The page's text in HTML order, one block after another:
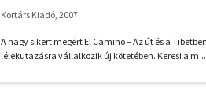
Kortárs Kiadó, 2007
A nagy sikert megért El Camino – Az út és a
lélekutazásra vállalkozik új kötetében. Keresi a m...